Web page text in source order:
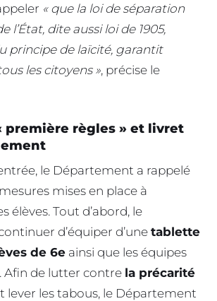
« que la loi de séparation
l’État, dite aussi loi de 1905,
principe de laïcité, garantit
les citoyens », précise le
première règles » et livret
le Département a rappelé
mises en place à
élèves. Tout d’abord, le
d’équiper d’une tablette
de 6e ainsi que les équipes
Afin de lutter contre la précarité
lever les tabous, le Département